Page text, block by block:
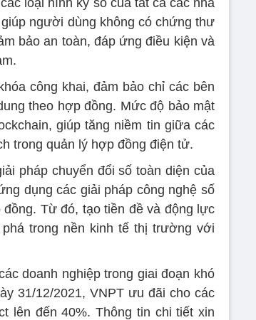
người dùng không có chứng thư
bảo an toàn, đáp ứng điều kiện và
công khai, đảm bảo chỉ các bên
theo hợp đồng. Mức độ bảo mật
giúp tăng niềm tin giữa các
trong quản lý hợp đồng điện tử.
pháp chuyển đổi số toàn diện của
dụng các giải pháp công nghệ số
Từ đó, tạo tiền đề và động lực
trong nền kinh tế thị trường với
doanh nghiệp trong giai đoạn khó
31/12/2021, VNPT ưu đãi cho các
lên đến 40%. Thông tin chi tiết xin